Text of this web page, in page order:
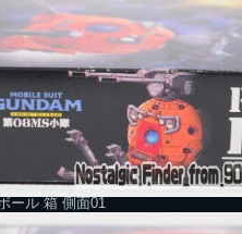
ール 箱 側面01